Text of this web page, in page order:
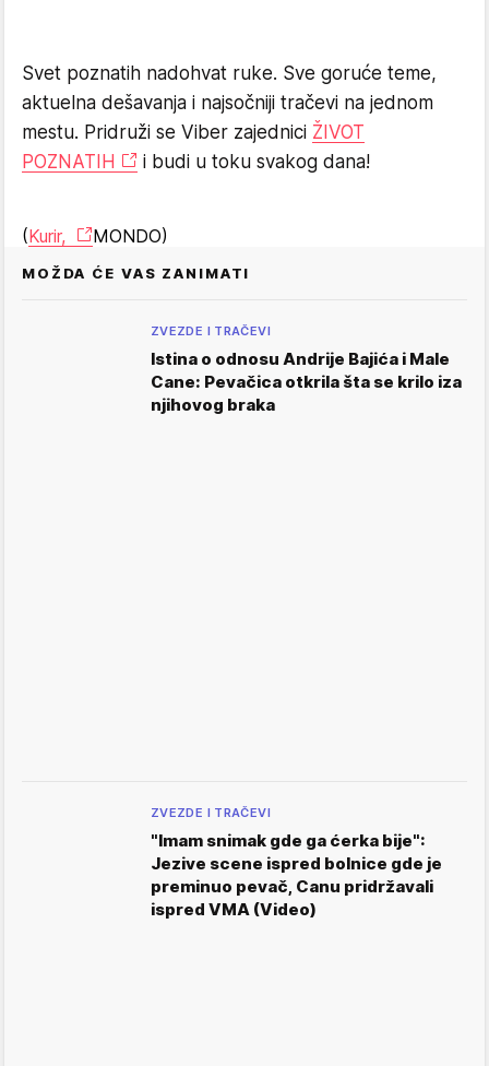
Svet poznatih nadohvat ruke. Sve goruće teme,
aktuelna dešavanja i najsočniji tračevi na jednom
mestu. Pridruži se Viber zajednici ŽIVOT
POZNATIH
i budi u toku svakog dana!
(Kurir, MONDO)
MOŽDA ĆE VAS ZANIMATI
ZVEZDE I TRAČEVI
Istina o odnosu Andrije Bajića i Male
Cane: Pevačica otkrila šta se krilo iza
njihovog braka
ZVEZDE I TRAČEVI
"Imam snimak gde ga ćerka bije":
Jezive scene ispred bolnice gde je
preminuo pevač, Canu pridržavali
ispred VMA (Video)